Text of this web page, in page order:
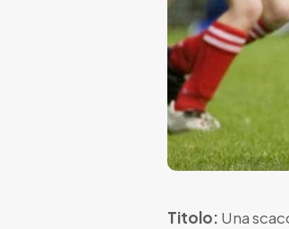
Titolo: Una